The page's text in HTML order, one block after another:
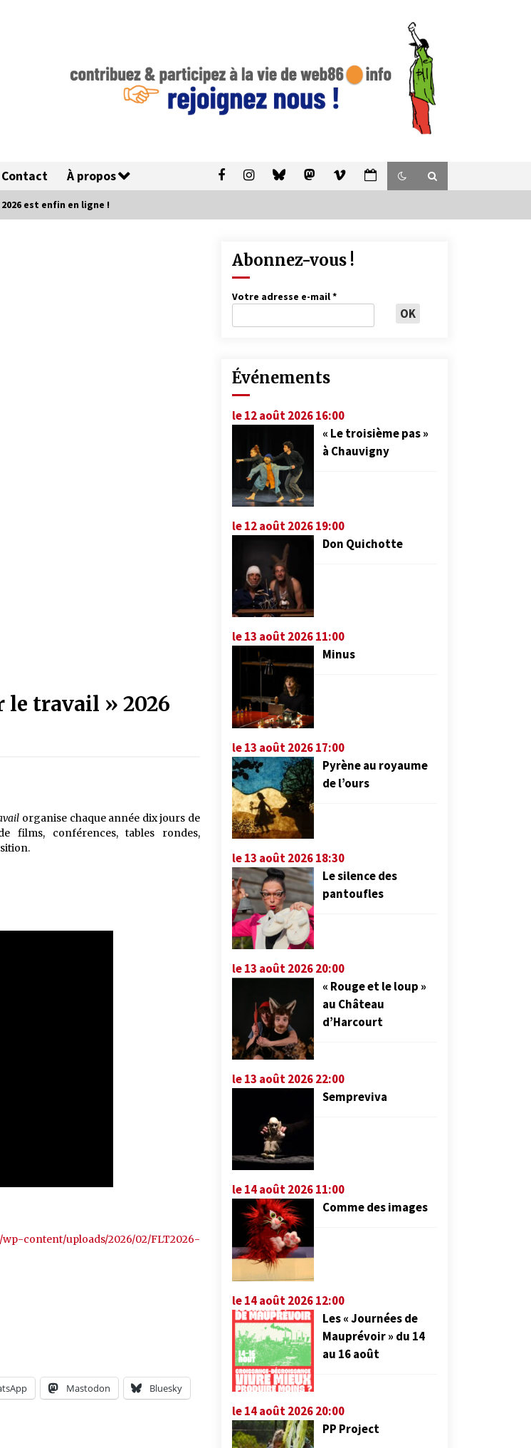
Contact À propos
est enfin en ligne !
le travail » 2026
organise chaque année dix jours de
films, conférences, tables rondes,
content/uploads/2026/02/FLT2026-
Mastodon Bluesky
Abonnez-vous !
Votre adresse e-mail*
Événements
le 12 août 2026 16:00
« Le troisième pas »
à Chauvigny
le 12 août 2026 19:00
Don Quichotte
le 13 août 2026 11:00
Minus
le 13 août 2026 17:00
Pyrène au royaume
de l’ours
le 13 août 2026 18:30
Le silence des
pantoufles
le 13 août 2026 20:00
« Rouge et le loup »
au Château
d’Harcourt
le 13 août 2026 22:00
Sempreviva
le 14 août 2026 11:00
Comme des images
le 14 août 2026 12:00
Les « Journées de
Mauprévoir » du 14
au 16 août
le 14 août 2026 20:00
PP Project